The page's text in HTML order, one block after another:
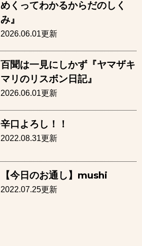
めくってわかるからだのしく
み』
2026.06.01更新
百聞は一見にしかず『ヤマザキ
マリのリスボン日記』
2026.06.01更新
辛口よろし！！
2022.08.31更新
【今日のお通し】mushi
2022.07.25更新